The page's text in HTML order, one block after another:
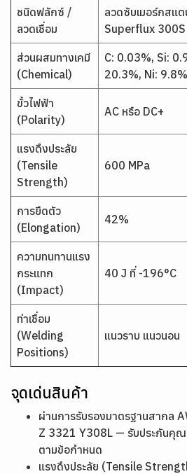
ชนิดฟลักซ์ /
ลวดเชื่อม
ลวดซับเมอร์กสแ
Superflux 300S
ส่วนผสมทางเคมี
(Chemical)
C: 0.03%, Si:
20.3%, Ni: 9.8%
ขั้วไฟฟ้า
(Polarity)
AC หรือ DC+
แรงดึงประลัย
(Tensile
Strength)
600 MPa
การยืดตัว
(Elongation)
42%
ความทนทานแรง
กระแทก
(Impact)
40 J ที่ -196°C
ท่าเชื่อม
(Welding
Positions)
แนวราบ แนวนอน
จุดเด่นสินค้า
ผ่านการรับรองมาตรฐานสากล
Z 3321 Y308L — รับประกันคุณ
ตามข้อกำหนด
แรงดึงประลัย (Tensile